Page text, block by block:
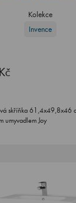
Kolekce
Invence
skříňka 61,4x49,8x46
umyvadlem Joy